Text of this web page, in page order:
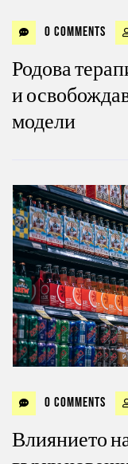
0 Comments
Родова
и
модели
0 Comments
Влиянието